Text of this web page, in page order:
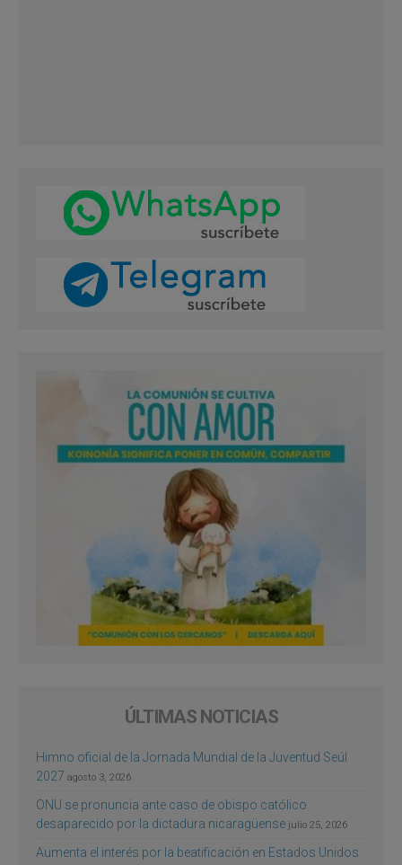
ÚLTIMAS NOTICIAS
Himno oficial de la Jornada Mundial de la Juventud Seúl
2027 agosto 3, 2026
ONU se pronuncia ante caso de obispo católico
desaparecido por la dictadura nicaragüense julio 25, 2026
Aumenta el interés por la beatificación en Estados Unidos